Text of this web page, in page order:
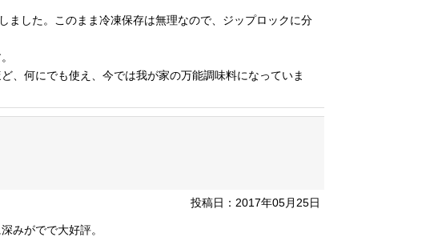
ました。このまま冷凍保存は無理なので、ジップロックに分
、何にでも使え、今では我が家の万能調味料になっていま
投稿日：2017年05月25日
みがでで大好評。